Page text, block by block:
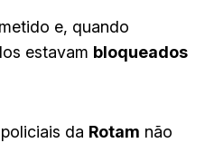
e, quando
estavam bloqueados
da Rotam não